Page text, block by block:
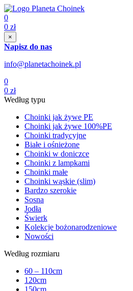
0
0 zł
×
Napisz do nas
info@planetachoinek.pl
0
0 zł
Według typu
Choinki jak żywe PE
Choinki jak żywe 100%PE
Choinki tradycyjne
Białe i ośnieżone
Choinki w doniczce
Choinki z lampkami
Choinki małe
Choinki wąskie (slim)
Bardzo szerokie
Sosna
Jodła
Świerk
Kolekcje bożonarodzeniowe
Nowości
Według rozmiaru
60 – 110cm
120cm
150cm